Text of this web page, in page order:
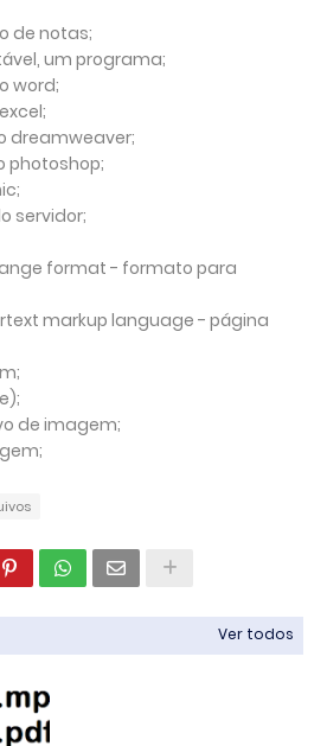
de notas;
um programa;
word;
dreamweaver;
photoshop;
servidor;
format - formato para
markup language - página
de imagem;
Ver todos